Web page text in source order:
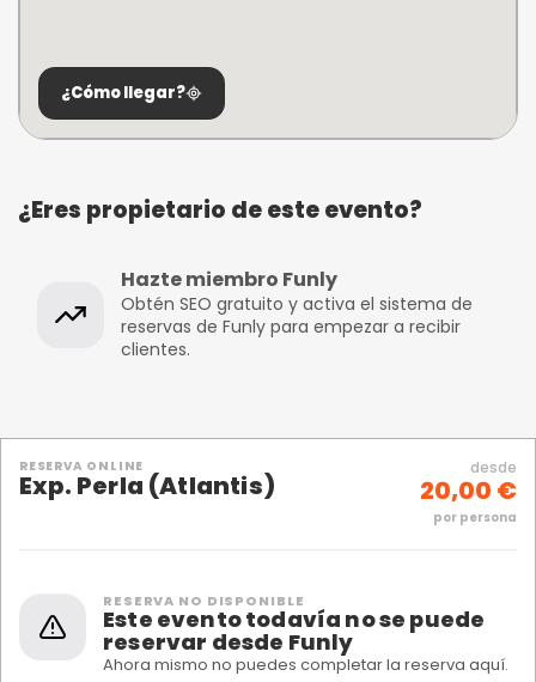
¿Cómo llegar?
¿Eres propietario de este evento?
Hazte miembro Funly
Obtén SEO gratuito y activa el sistema de
reservas de Funly para empezar a recibir
clientes.
RESERVA ONLINE
Exp. Perla (Atlantis)
desde
20,00 €
por persona
RESERVA NO DISPONIBLE
Este evento todavía no se puede
reservar desde Funly
Ahora mismo no puedes completar la reserva aquí.